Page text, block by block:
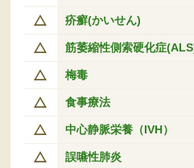
疥癬(かいせん)
筋萎縮性側索硬化症
梅毒
食事療法
中心静脈栄養（IVH）
誤嚥性肺炎